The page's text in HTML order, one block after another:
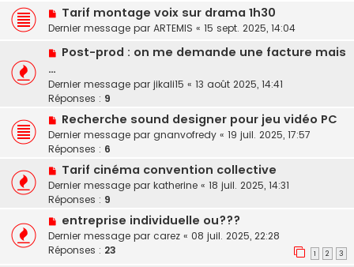
Tarif montage voix sur drama 1h30
Dernier message par ARTEMIS « 15 sept. 2025, 14:04
Post-prod : on me demande une facture mais
…
Dernier message par jikali15 « 13 août 2025, 14:41
Réponses : 9
Recherche sound designer pour jeu vidéo PC
Dernier message par gnanvofredy « 19 juil. 2025, 17:57
Réponses : 6
Tarif cinéma convention collective
Dernier message par katherine « 18 juil. 2025, 14:31
Réponses : 9
entreprise individuelle ou???
Dernier message par carez « 08 juil. 2025, 22:28
Réponses : 23 1 2 3